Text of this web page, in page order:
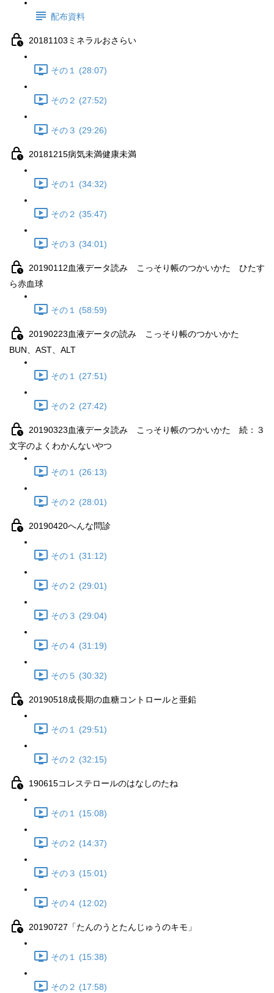
配布資料
20181103ミネラルおさらい
その１ (28:07)
その２ (27:52)
その３ (29:26)
20181215病気未満健康未満
その１ (34:32)
その２ (35:47)
その３ (34:01)
20190112血液データ読み こっそり帳のつかいかた ひたす
ら赤血球
その１ (58:59)
20190223血液データの読み こっそり帳のつかいかた
BUN、AST、ALT
その１ (27:51)
その２ (27:42)
20190323血液データ読み こっそり帳のつかいかた 続：３
文字のよくわかんないやつ
その１ (26:13)
その２ (28:01)
20190420へんな問診
その１ (31:12)
その２ (29:01)
その３ (29:04)
その４ (31:19)
その５ (30:32)
20190518成長期の血糖コントロールと亜鉛
その１ (29:51)
その２ (32:15)
190615コレステロールのはなしのたね
その１ (15:08)
その２ (14:37)
その３ (15:01)
その４ (12:02)
20190727「たんのうとたんじゅうのキモ」
その１ (15:38)
その２ (17:58)